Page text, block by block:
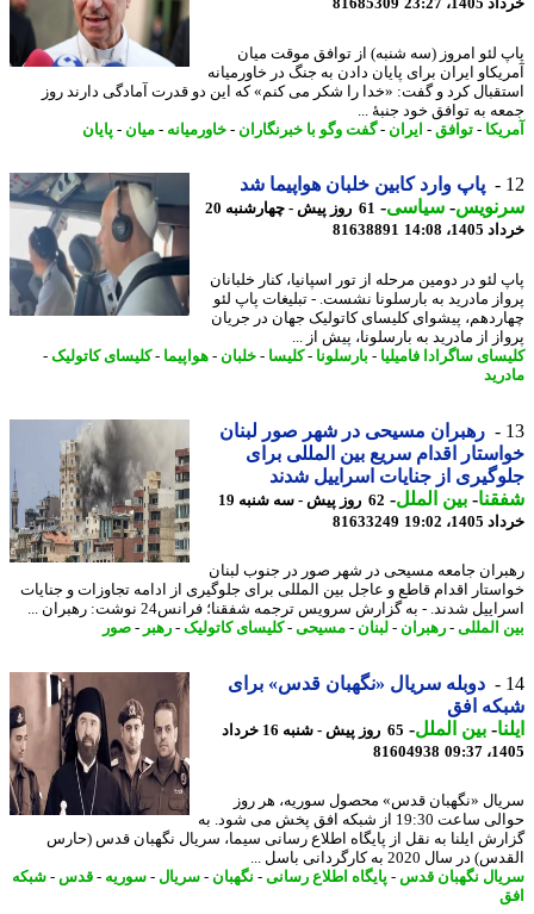
23:27
81685309
لئو امروز (سه شنبه) از توافق موقت میان
ایران برای پایان دادن به جنگ در خاورمیانه
کرد و گفت: «خدا را شکر می کنم» که این دو قدرت آمادگی دارند روز
به توافق خود جنبهٔ ...
- توافق-ایران - گفت وگو با خبرنگاران- خاورمیانه-میان-پایان
پاپ وارد کابین خلبان هواپیما شد
-سیاسی-
61 روز پیش - چهارشنبه 20
14:08
81638891
لئو در دومین مرحله از تور اسپانیا، کنار خلبانان
مادرید به بارسلونا نشست. - تبلیغات پاپ لئو
پیشوای کلیسای کاتولیک جهان در جریان
از مادرید به بارسلونا، پیش از ...
ساگرادا فامیلیا-بارسلونا-کلیسا-خلبان-هواپیما -کلیسای کاتولیک-
رهبران مسیحی در شهر صور لبنان
اقدام سریع بین المللی برای
از جنایات اسراییل شدند
-بین الملل-
62 روز پیش - سه شنبه 19
19:02
81633249
جامعه مسیحی در شهر صور در جنوب لبنان
اقدام قاطع و عاجل بین المللی برای جلوگیری از ادامه تجاوزات و جنایات
شدند. - به گزارش سرویس ترجمه شفقنا؛ فرانس24 نوشت: رهبران ...
المللی-رهبران- لبنان-مسیحی-کلیسای کاتولیک-رهبر -صور
دوبله سریال «نگهبان قدس» برای
افق
-بین الملل-
65 روز پیش - شنبه 16 خرداد
81604938
«نگهبان قدس» محصول سوریه، هر روز
حوالی ساعت 19:30 از شبکه افق پخش می شود. به
ایلنا به نقل از پایگاه اطلاع رسانی سیما، سریال نگهبان قدس (حارس
سال 2020 به کارگردانی باسل ...
نگهبان قدس-پایگاه اطلاع رسانی-نگهبان-سریال-سوریه- قدس-شبکه